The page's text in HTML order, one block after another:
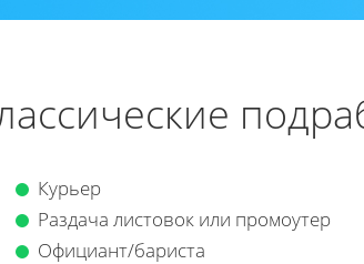
Курьер
Раздача листовок или промоутер
Официант/бариста